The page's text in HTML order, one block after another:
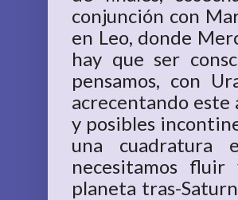
conjunción con
en Leo, donde
hay que ser
pensamos, con
acrecentando
y posibles
una cuadratura
necesitamos
planeta tras-